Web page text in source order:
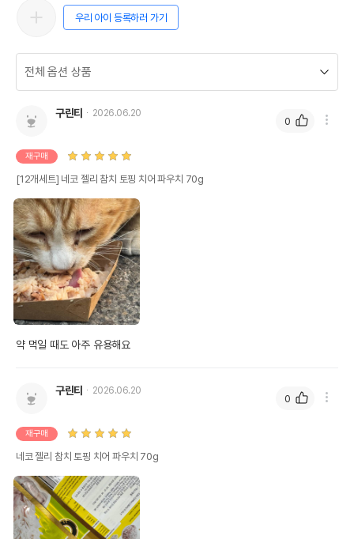
우리 아이 등록하러 가기
구린티 2026.06.20
재구매
[12개세트] 네코 젤리 참치 토핑 치어 파우치 70g
약 먹일 때도 아주 유용해요
0
구린티 2026.06.20
재구매
네코 젤리 참치 토핑 치어 파우치 70g
0